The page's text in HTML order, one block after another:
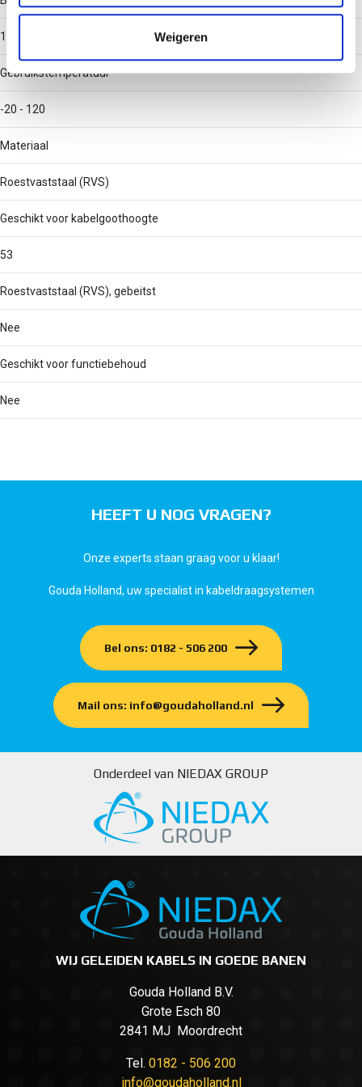
verzameld op basis van uw gebruik van hun services.
Weigeren
100
Gebruikstemperatuur
-20 - 120
Materiaal
Roestvaststaal (RVS)
Geschikt voor kabelgoothoogte
53
Roestvaststaal (RVS), gebeitst
Nee
Geschikt voor functiebehoud
Nee
HEEFT U NOG VRAGEN?
Onze experts staan graag voor u klaar!
Gouda Holland, uw specialist in kabeldraagsystemen
Bel ons: 0182 - 506 200
Mail ons: info@goudaholland.nl
Onderdeel van NIEDAX GROUP
WIJ GELEIDEN KABELS IN GOEDE BANEN
Gouda Holland B.V.
Grote Esch 80
2841 MJ Moordrecht
Tel. 0182 - 506 200
info@goudaholland.nl